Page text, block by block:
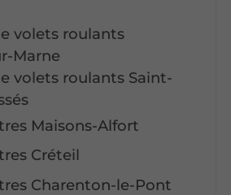
volets roulants
Marne
volets roulants Saint-
Maisons-Alfort
Créteil
Charenton-le-Pont